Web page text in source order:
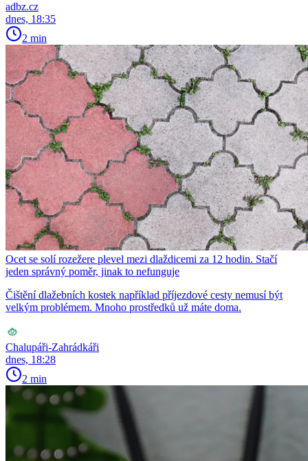
adbz.cz
dnes, 18:35
2 min
Ocet se solí rozežere plevel mezi dlaždicemi za 12 hodin. Stačí
jeden správný poměr, jinak to nefunguje
Čištění dlažebních kostek například příjezdové cesty nemusí být
velkým problémem. Mnoho prostředků už máte doma.
Chalupáři-Zahrádkáři
dnes, 18:28
2 min